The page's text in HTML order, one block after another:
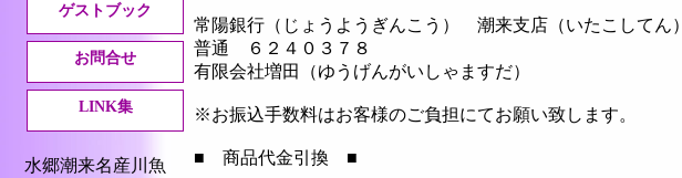
ゲストブック
お問合せ
LINK集
水郷潮来名産川魚
常陽銀行（じょうようぎんこう） 潮来支店（いたこしてん）
普通 ６２４０３７８
有限会社増田（ゆうげんがいしゃますだ）
※お振込手数料はお客様のご負担にてお願い致します。
■ 商品代金引換 ■